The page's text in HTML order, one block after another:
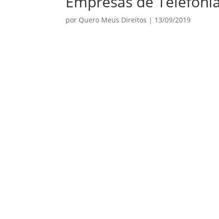
por Quero Meus Direitos | 13/09/2019